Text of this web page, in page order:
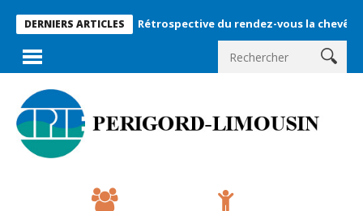
DERNIERS ARTICLESRétrospective du rendez-vous la chevêche 2026 !